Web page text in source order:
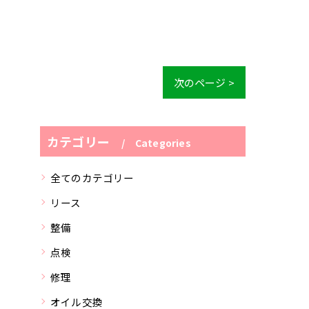
次のページ >
カテゴリー Categories
全てのカテゴリー
リース
整備
点検
修理
オイル交換